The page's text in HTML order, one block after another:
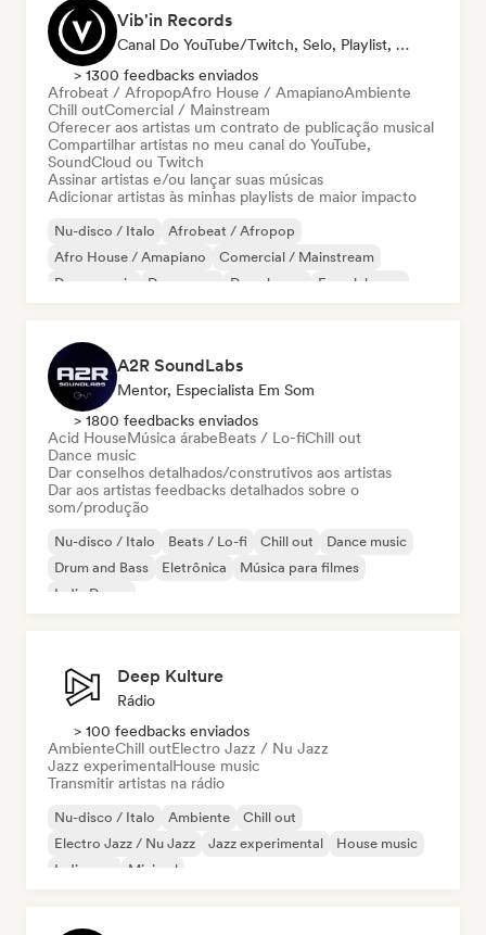
Vib'in Records
Canal Do YouTube/Twitch, Selo, Playlist, Editora
> 1300 feedbacks enviados
Afrobeat / AfropopAfro House / AmapianoAmbiente
Chill outComercial / Mainstream
Oferecer aos artistas um contrato de publicação musical
Compartilhar artistas no meu canal do YouTube,
SoundCloud ou Twitch
Assinar artistas e/ou lançar suas músicas
Adicionar artistas às minhas playlists de maior impacto
Nu-disco / Italo
Afrobeat / Afropop
Afro House / Amapiano
Comercial / Mainstream
Dance music
Dance pop Deep house French house
A2R SoundLabs
Mentor, Especialista Em Som
> 1800 feedbacks enviados
Acid HouseMúsica árabeBeats / Lo-fiChill out
Dance music
Dar conselhos detalhados/construtivos aos artistas
Dar aos artistas feedbacks detalhados sobre o
som/produção
Nu-disco / Italo Beats / Lo-fi Chill out
Dance music
Drum and Bass
Eletrônica
Música para filmes
Indie Dance
Deep Kulture
Rádio
> 100 feedbacks enviados
AmbienteChill outElectro Jazz / Nu Jazz
Jazz experimentalHouse music
Transmitir artistas na rádio
Nu-disco / Italo Ambiente
Chill out
Electro Jazz / Nu Jazz
Jazz experimental
House music
Indie pop
Minimal